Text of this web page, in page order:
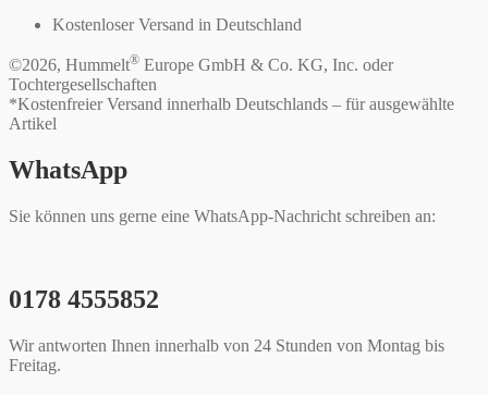
Kostenloser Versand in Deutschland
©2026, Hummelt® Europe GmbH & Co. KG, Inc. oder
Tochtergesellschaften
*Kostenfreier Versand innerhalb Deutschlands – für ausgewählte
Artikel
WhatsApp
Sie können uns gerne eine WhatsApp-Nachricht schreiben an:
0178 4555852
Wir antworten Ihnen innerhalb von 24 Stunden von Montag bis
Freitag.